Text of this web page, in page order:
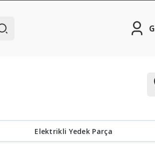
Elektrikli Yedek Parça